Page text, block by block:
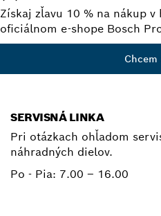
Získaj zľavu 10 % na nákup
oficiálnom e-shope Bosch
Chcem
SERVISNÁ LINKA
Pri otázkach ohľadom
náhradných dielov.
Po - Pia: 7.00 – 16.00